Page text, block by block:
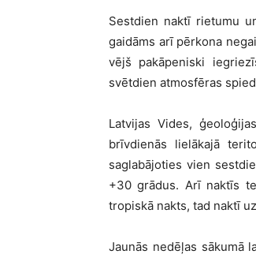
Sestdien naktī rietumu
gaidāms arī pērkona
vējš pakāpeniski
svētdien atmosfēras
Latvijas Vides,
brīvdienās lielākajā
saglabājoties vien
+30 grādus. Arī naktīs
tropiskā nakts, tad naktī
Jaunās nedēļas sākumā